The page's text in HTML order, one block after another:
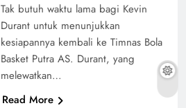
Tak butuh waktu lama bagi Kevin
Durant untuk menunjukkan
kesiapannya kembali ke Timnas Bola
Basket Putra AS. Durant, yang
melewatkan…
Read More